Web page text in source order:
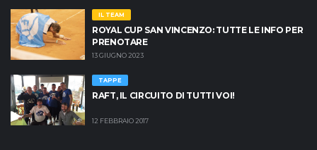
IL TEAM
ROYAL CUP SAN VINCENZO: TUTTE LE INFO PER
PRENOTARE
13 GIUGNO 2023
TAPPE
RAFT, IL CIRCUITO DI TUTTI VOI!
12 FEBBRAIO 2017